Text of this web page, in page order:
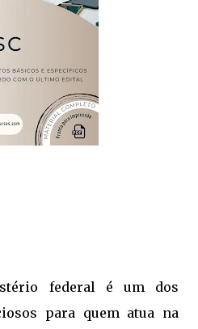
federal é um dos
para quem atua na